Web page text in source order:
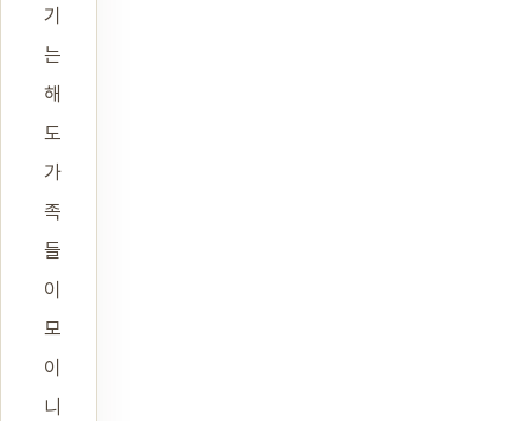
기
는
해
도
가
족
들
이
모
이
니